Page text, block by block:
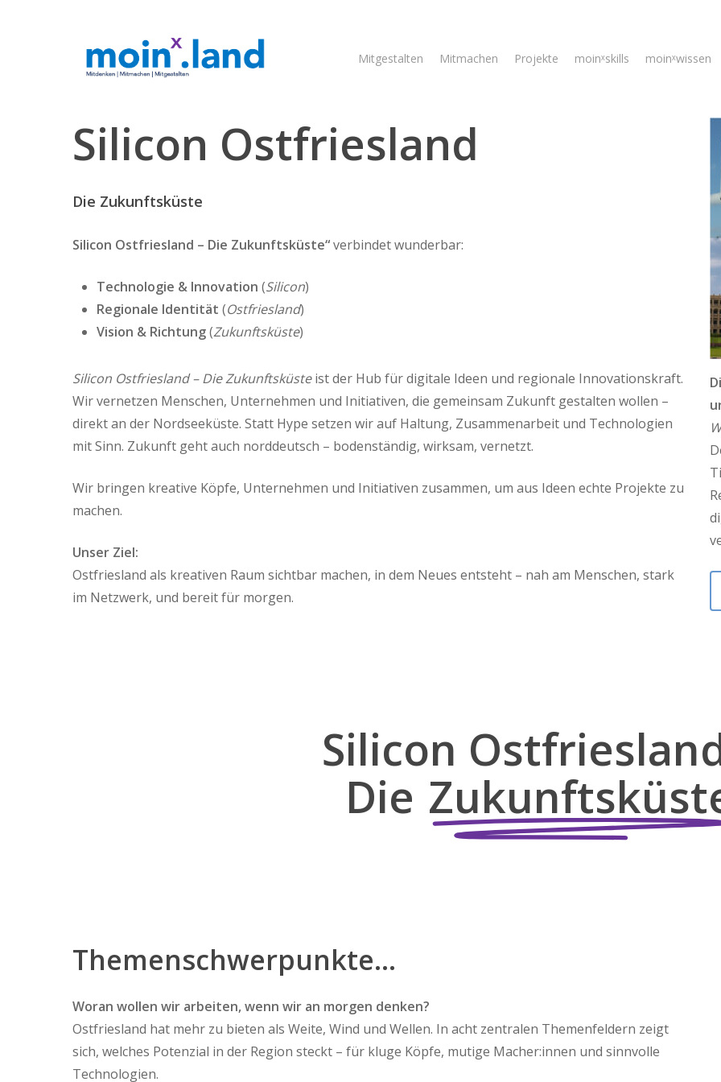
Mitgestalten Mitmachen Projekte moinˣskills moinˣwissen
Silicon Ostfriesland
Die Zukunftsküste
Silicon Ostfriesland – Die Zukunftsküste“verbindet wunderbar:
Technologie & Innovation (Silicon)
Regionale Identität (Ostfriesland)
Vision & Richtung(Zukunftsküste)
Silicon Ostfriesland – Die Zukunftsküsteist der Hub für digitale Ideen und regionale Innovationskraft.
Wir vernetzen Menschen, Unternehmen und Initiativen, die gemeinsam Zukunft gestalten wollen –
direkt an der Nordseeküste. Statt Hype setzen wir auf Haltung, Zusammenarbeit und Technologien
mit Sinn. Zukunft geht auch norddeutsch – bodenständig, wirksam, vernetzt.
Wir bringen kreative Köpfe, Unternehmen und Initiativen zusammen, um aus Ideen echte Projekte zu
machen.
Unser Ziel:
Ostfriesland als kreativen Raum sichtbar machen, in dem Neues entsteht – nah am Menschen, stark
im Netzwerk, und bereit für morgen.
Silicon
Die
Themenschwerpunkte...
Woran wollen wir arbeiten, wenn wir an morgen denken?
Ostfriesland hat mehr zu bieten als Weite, Wind und Wellen. In acht zentralen Themenfeldern zeigt
sich, welches Potenzial in der Region steckt – für kluge Köpfe, mutige Macher:innen und sinnvolle
Technologien.